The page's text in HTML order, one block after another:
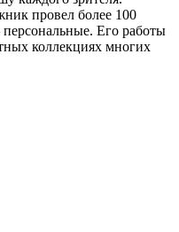
провел более 100
Его работы
коллекциях многих